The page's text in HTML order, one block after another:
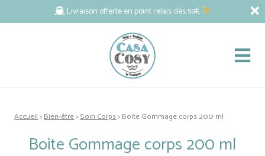
Livraison offerte en point relais dès 59€
Accueil>Bien-être>Soin Corps> Boite Gommage corps 200 ml
Boite Gommage corps 200 ml